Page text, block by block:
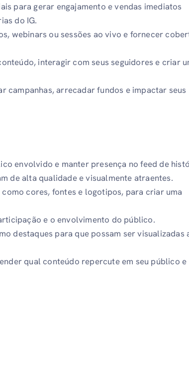
para gerar engajamento e vendas imediatos
do IG.
webinars ou sessões ao vivo e fornecer
interagir com seus seguidores e criar
campanhas, arrecadar fundos e impactar seus
envolvido e manter presença no feed de
de alta qualidade e visualmente atraentes.
cores, fontes e logotipos, para criar uma
e o envolvimento do público.
destaques para que possam ser visualizadas
qual conteúdo repercute em seu público e